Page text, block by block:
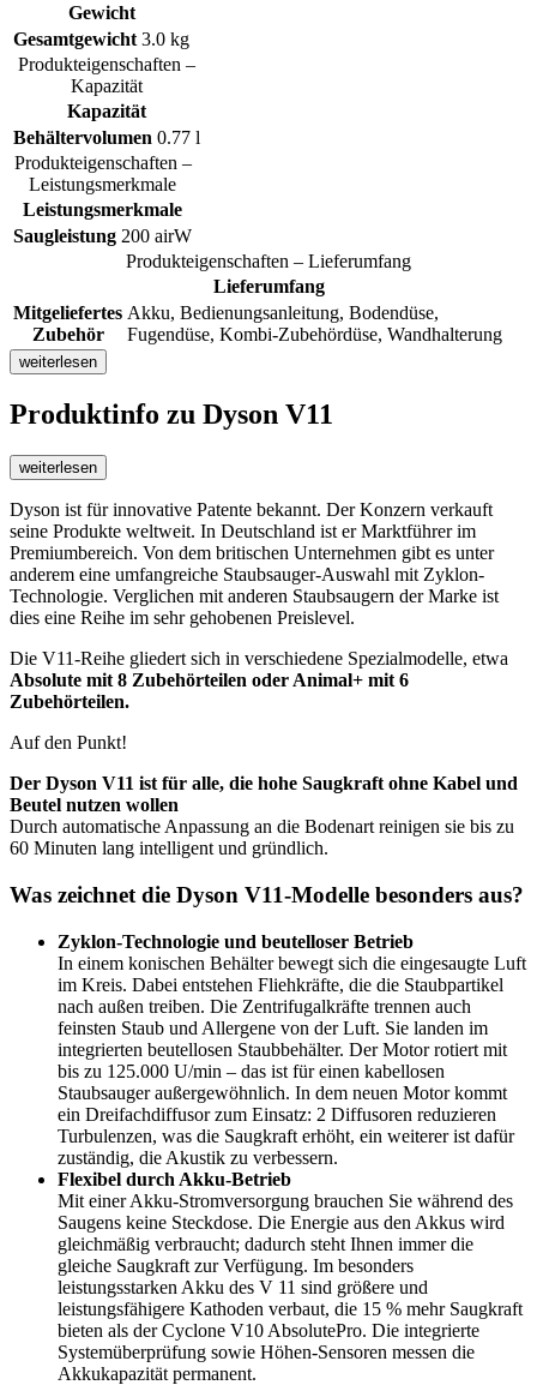
Gewicht
Gesamtgewicht 3.0 kg
Produkteigenschaften –
Kapazität
Kapazität
Behältervolumen 0.77 l
Produkteigenschaften –
Leistungsmerkmale
Leistungsmerkmale
Saugleistung 200 airW
Produkteigenschaften – Lieferumfang
Lieferumfang
Mitgeliefertes
Zubehör
Akku, Bedienungsanleitung, Bodendüse,
Fugendüse, Kombi-Zubehördüse, Wandhalterung
weiterlesen
Produktinfo zu Dyson V11
weiterlesen
Dyson ist für innovative Patente bekannt. Der Konzern verkauft
seine Produkte weltweit. In Deutschland ist er Marktführer im
Premiumbereich. Von dem britischen Unternehmen gibt es unter
anderem eine umfangreiche Staubsauger-Auswahl mit Zyklon-
Technologie. Verglichen mit anderen Staubsaugern der Marke ist
dies eine Reihe im sehr gehobenen Preislevel.
Die V11-Reihe gliedert sich in verschiedene Spezialmodelle, etwa
Absolute mit 8 Zubehörteilen oder Animal+ mit 6
Zubehörteilen.
Auf den Punkt!
Der Dyson V11 ist für alle, die hohe Saugkraft ohne Kabel und
Beutel nutzen wollen
Durch automatische Anpassung an die Bodenart reinigen sie bis zu
60 Minuten lang intelligent und gründlich.
Was zeichnet die Dyson V11-Modelle besonders aus?
Zyklon-Technologie und beutelloser Betrieb
In einem konischen Behälter bewegt sich die eingesaugte Luft
im Kreis. Dabei entstehen Fliehkräfte, die die Staubpartikel
nach außen treiben. Die Zentrifugalkräfte trennen auch
feinsten Staub und Allergene von der Luft. Sie landen im
integrierten beutellosen Staubbehälter. Der Motor rotiert mit
bis zu 125.000 U/min – das ist für einen kabellosen
Staubsauger außergewöhnlich. In dem neuen Motor kommt
ein Dreifachdiffusor zum Einsatz: 2 Diffusoren reduzieren
Turbulenzen, was die Saugkraft erhöht, ein weiterer ist dafür
zuständig, die Akustik zu verbessern.
Flexibel durch Akku-Betrieb
Mit einer Akku-Stromversorgung brauchen Sie während des
Saugens keine Steckdose. Die Energie aus den Akkus wird
gleichmäßig verbraucht; dadurch steht Ihnen immer die
gleiche Saugkraft zur Verfügung. Im besonders
leistungsstarken Akku des V 11 sind größere und
leistungsfähigere Kathoden verbaut, die 15 % mehr Saugkraft
bieten als der Cyclone V10 AbsolutePro. Die integrierte
Systemüberprüfung sowie Höhen-Sensoren messen die
Akkukapazität permanent.